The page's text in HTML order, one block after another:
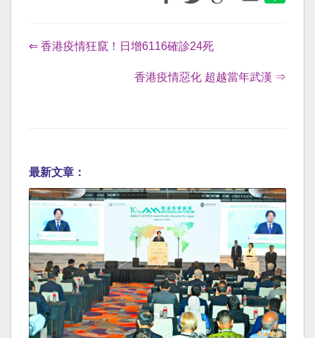
⇐ 香港疫情狂竄！日增6116確診24死
香港疫情惡化 超越當年武漢 ⇒
最新文章：